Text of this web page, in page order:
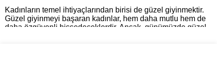
Kadınların temel ihtiyaçlarından birisi de güzel giyinmektir.
Güzel giyinmeyi başaran kadınlar, hem daha mutlu hem de
daha özgüvenli hissedeceklerdir. Ancak, günümüzde güzel